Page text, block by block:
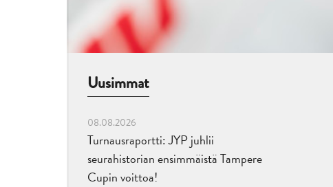
Uusimmat
08.08.2026
Turnausraportti: JYP juhlii
seurahistorian ensimmäistä Tampere
Cupin voittoa!